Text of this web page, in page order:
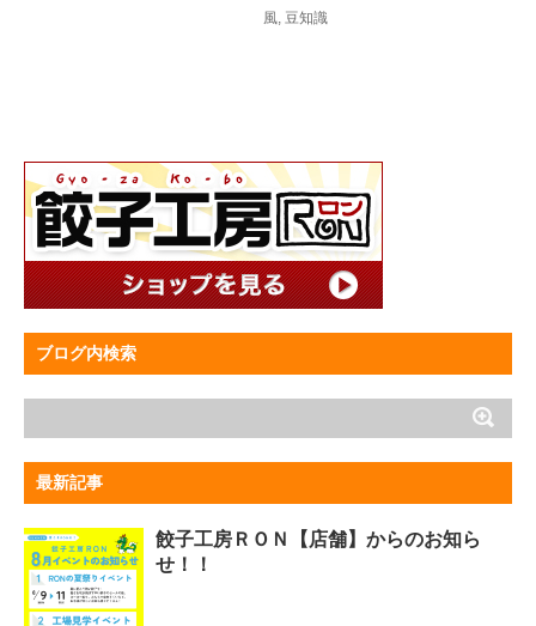
風 豆知識
ブログ内検索
最新記事
餃子工房ＲＯＮ【店舗】からのお知ら
せ！！